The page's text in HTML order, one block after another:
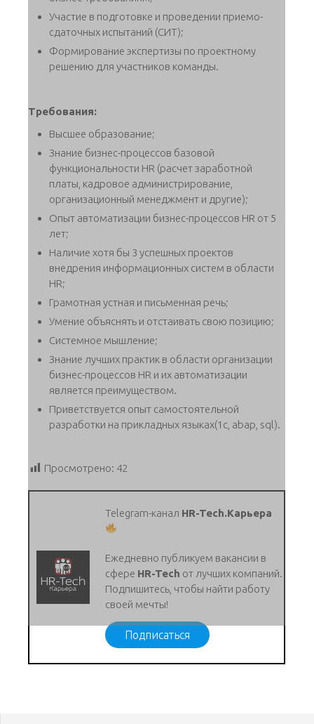
Участие в подготовке и проведении приемо-
сдаточных испытаний (СИТ);
Формирование экспертизы по проектному
решению для участников команды.
Требования:
Высшее образование;
Знание бизнес-процессов базовой
функциональности HR (расчет заработной
платы, кадровое администрирование,
организационный менеджмент и другие);
Опыт автоматизации бизнес-процессов HR от 5
лет;
Наличие хотя бы 3 успешных проектов
внедрения информационных систем в области
HR;
Грамотная устная и письменная речь;
Умение объяснять и отстаивать свою позицию;
Системное мышление;
Знание лучших практик в области организации
бизнес-процессов HR и их автоматизации
является преимуществом.
Приветствуется опыт самостоятельной
разработки на прикладных языках(1с, abap, sql).
Просмотрено: 42
Telegram-канал HR-Tech.Карьера
Ежедневно публикуем вакансии в
сфере HR-Tech от лучших компаний.
Подпишитесь, чтобы найти работу
своей мечты!
Подписаться